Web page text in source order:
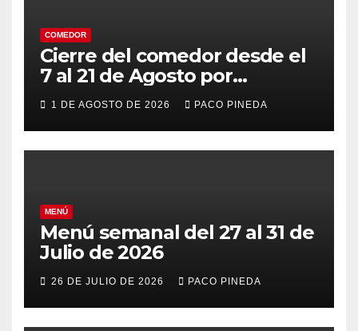
COMEDOR
Cierre del comedor desde el
7 al 21 de Agosto por
vacaciones
1 DE AGOSTO DE 2026 PACO PINEDA
MENÚ
Menú semanal del 27 al 31 de
Julio de 2026
26 DE JULIO DE 2026 PACO PINEDA